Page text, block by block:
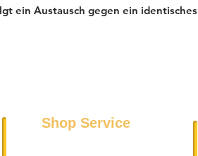
ein Austausch gegen ein identisches
Shop Service